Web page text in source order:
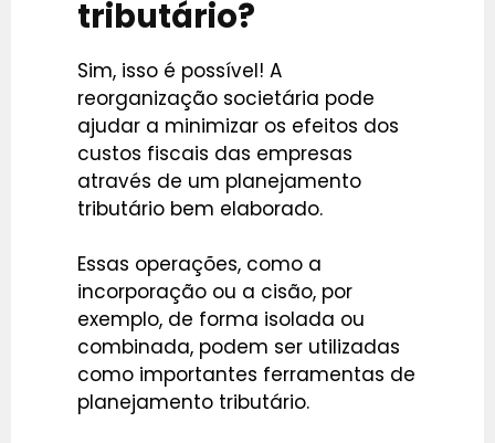
tributário?
Sim, isso é possível! A
reorganização societária pode
ajudar a minimizar os efeitos dos
custos fiscais das empresas
através de um planejamento
tributário bem elaborado.
Essas operações, como a
incorporação ou a cisão, por
exemplo, de forma isolada ou
combinada, podem ser utilizadas
como importantes ferramentas de
planejamento tributário.